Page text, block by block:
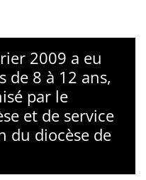
2009 a eu
de 8 à 12 ans,
par le
et de service
du diocèse de